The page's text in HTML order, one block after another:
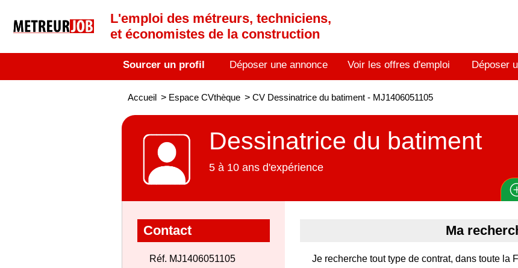
L'emploi des métreurs, techniciens,
et économistes de la construction
Sourcer un profil Déposer une annonce Voir les offres d'emploi Déposer
Accueil > Espace CVthèque > CV Dessinatrice du batiment - MJ1406051105
Dessinatrice du batiment
5 à 10 ans d'expérience
Contact
Réf. MJ1406051105
Ma
Je recherche tout type de contrat, dans toute la